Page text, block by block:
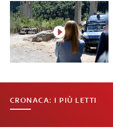
CRONACA: I PIÙ LETTI